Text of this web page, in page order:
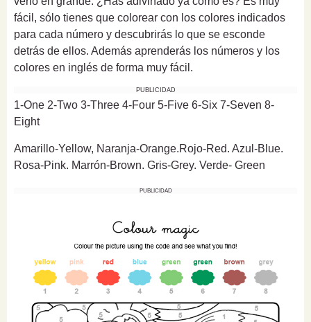
fácil, sólo tienes que colorear con los colores indicados
para cada número y descubrirás lo que se esconde
detrás de ellos. Además aprenderás los números y los
colores en inglés de forma muy fácil.
PUBLICIDAD
1-One 2-Two 3-Three 4-Four 5-Five 6-Six 7-Seven 8-
Eight
Amarillo-Yellow, Naranja-Orange.Rojo-Red. Azul-Blue.
Rosa-Pink. Marrón-Brown. Gris-Grey. Verde- Green
PUBLICIDAD